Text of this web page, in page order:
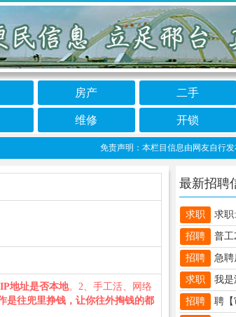
房产 二手
维修 开锁
免责声明：本栏目信息由网友自行发
地址是否本地。2、手工活、网络
是往兜里挣钱，让你往外掏钱的都
最新招聘
求职
招聘
招聘
求职
招聘